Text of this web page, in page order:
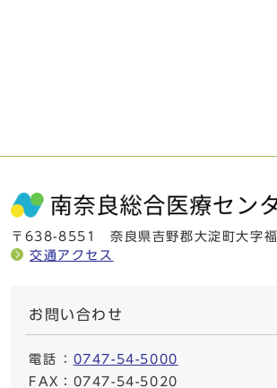
〒638-8551 奈良県吉野郡大淀町大字福
交通アクセス
お問い合わせ
電話 ： 0747-54-5000
FAX ：0747-54-5020